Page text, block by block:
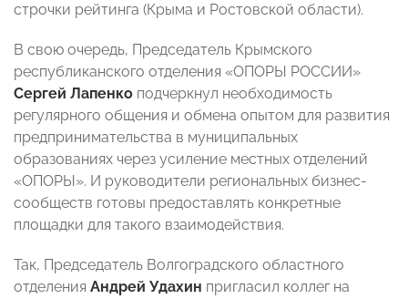
строчки рейтинга (Крыма и Ростовской области).
В свою очередь, Председатель Крымского
республиканского отделения «ОПОРЫ РОССИИ»
Сергей Лапенко подчеркнул необходимость
регулярного общения и обмена опытом для развития
предпринимательства в муниципальных
образованиях через усиление местных отделений
«ОПОРЫ». И руководители региональных бизнес-
сообществ готовы предоставлять конкретные
площадки для такого взаимодействия.
Так, Председатель Волгоградского областного
отделения Андрей Удахин пригласил коллег на